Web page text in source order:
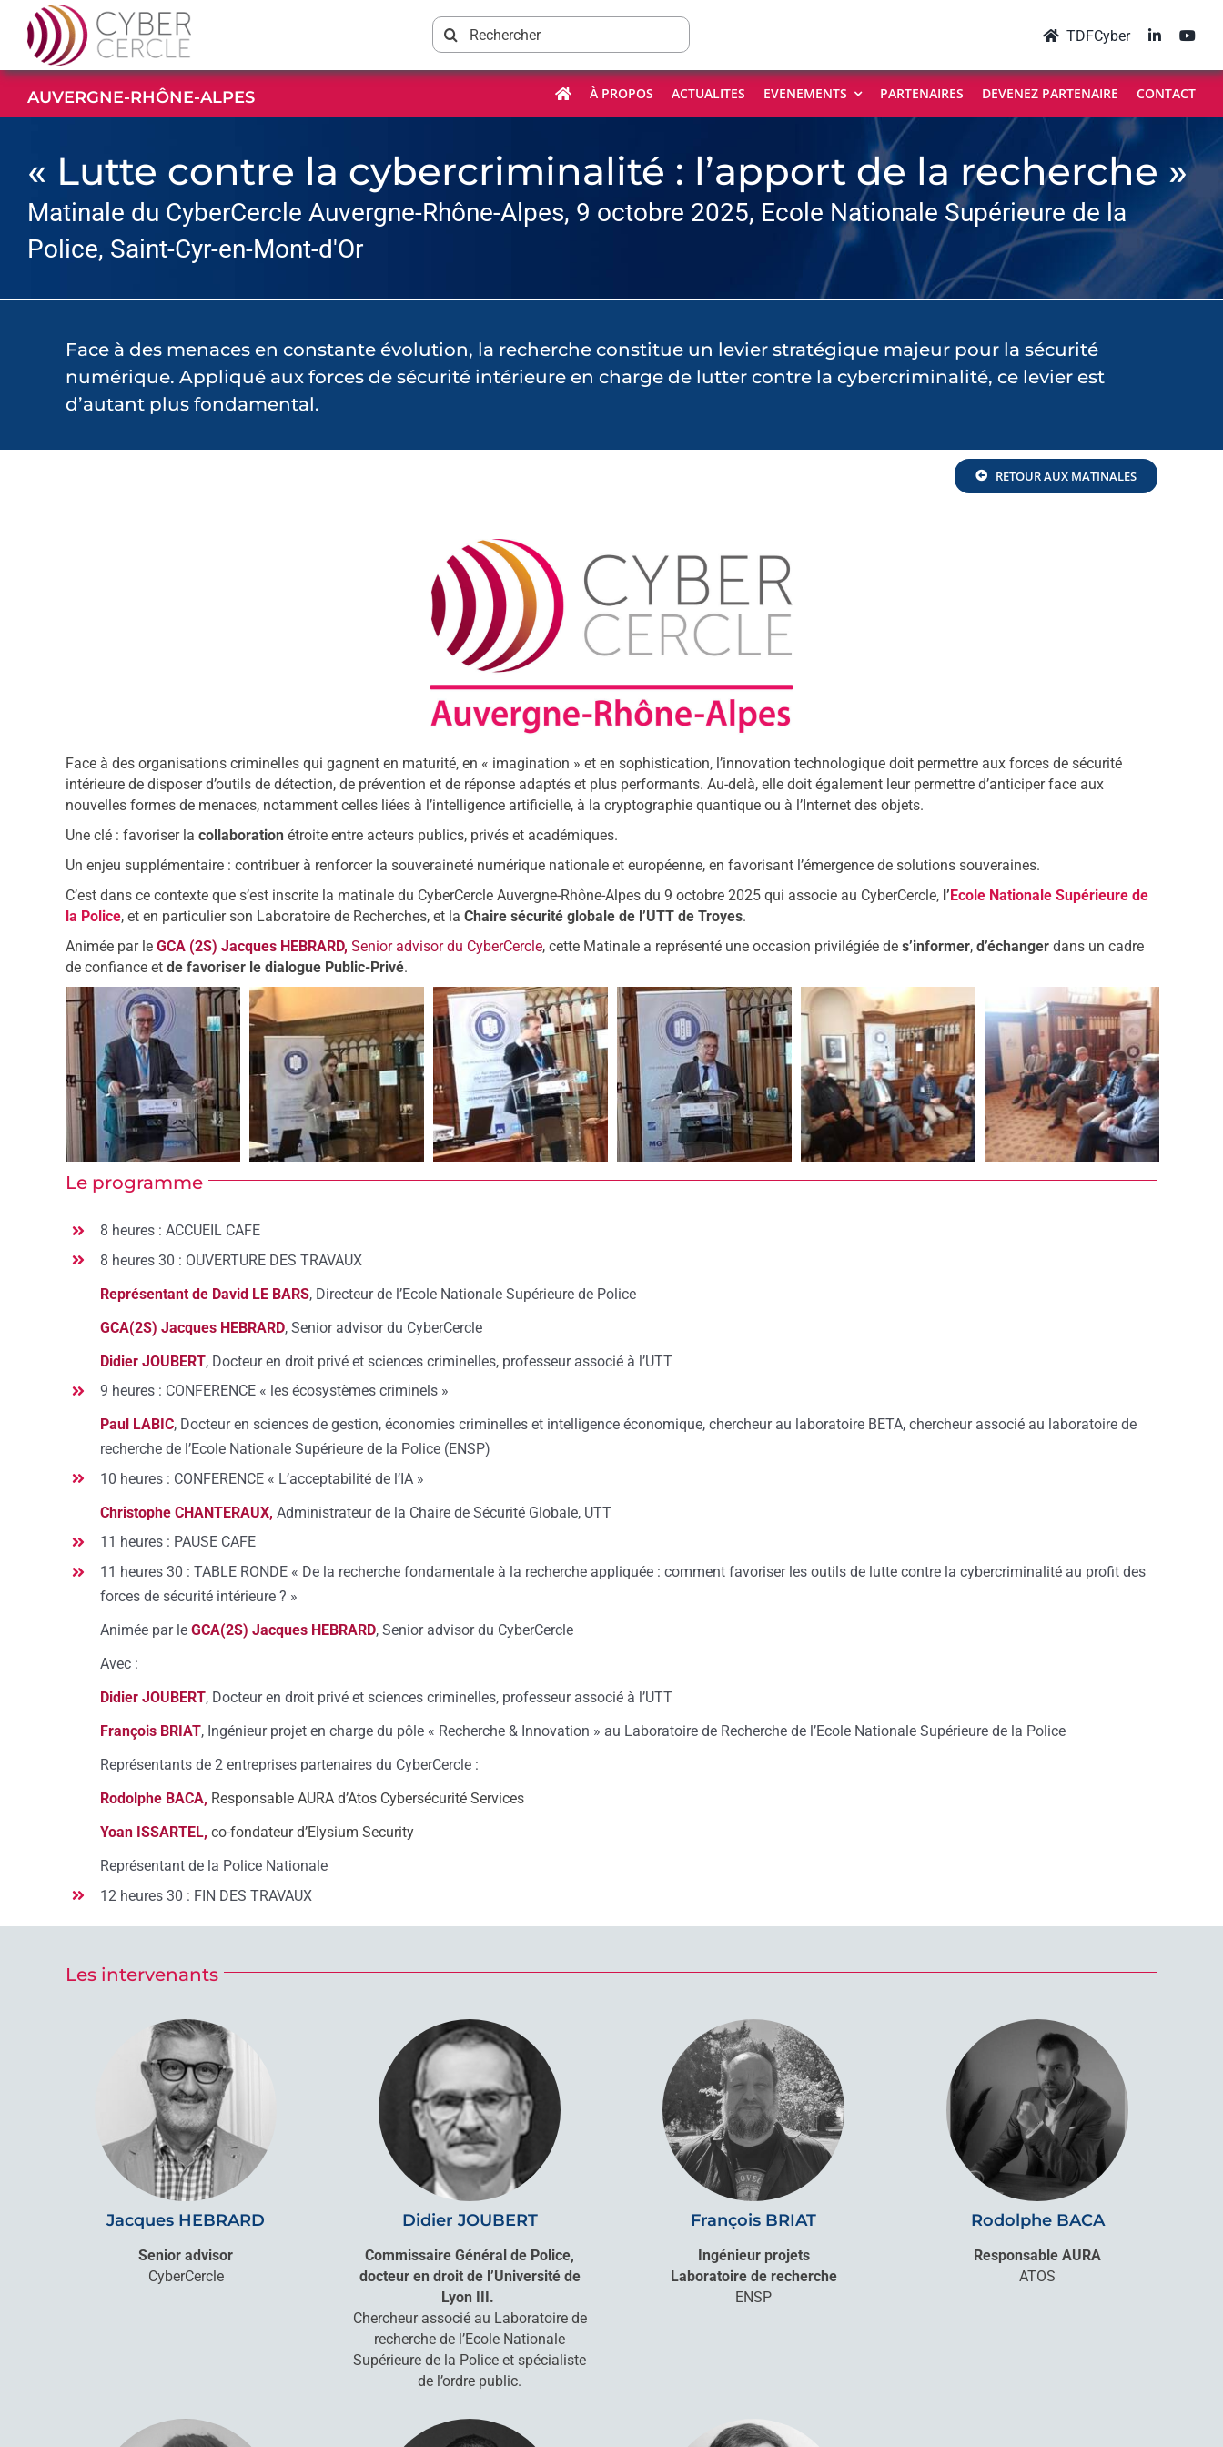
Passer
contenu
Rechercher:
TDFCyber
AUVERGNE-RHÔNE-ALPES À PROPOS ACTUALITES EVENEMENTS PARTENAIRES DEVENEZ PARTENAIRE CONTACT
« Lutte contre la cybercriminalité : l’apport de la recherche »
Matinale du CyberCercle Auvergne-Rhône-Alpes, 9 octobre 2025, Ecole Nationale Supérieure de la
Police, Saint-Cyr-en-Mont-d'Or
Face à des menaces en constante évolution, la recherche constitue un levier stratégique majeur pour la sécurité
numérique. Appliqué aux forces de sécurité intérieure en charge de lutter contre la cybercriminalité, ce levier est
d’autant plus fondamental.
RETOUR AUX MATINALES
Face à des organisations criminelles qui gagnent en maturité, en « imagination » et en sophistication, l’innovation technologique doit permettre aux forces de sécurité
intérieure de disposer d’outils de détection, de prévention et de réponse adaptés et plus performants. Au-delà, elle doit également leur permettre d’anticiper face aux
nouvelles formes de menaces, notamment celles liées à l’intelligence artificielle, à la cryptographie quantique ou à l’Internet des objets.
Une clé : favoriser la collaborationétroite entre acteurs publics, privés et académiques.
Un enjeu supplémentaire : contribuer à renforcer la souveraineté numérique nationale et européenne, en favorisant l’émergence de solutions souveraines.
C’est dans ce contexte que s’est inscrite la matinale du CyberCercle Auvergne-Rhône-Alpes du 9 octobre 2025 qui associe au CyberCercle, l’ Ecole Nationale Supérieure de
la Police, et en particulier son Laboratoire de Recherches, et la Chaire sécurité globale de l’UTT de Troyes.
Animée par leGCA (2S) Jacques HEBRARD, Senior advisor du CyberCercle, cette Matinale a représenté une occasion privilégiée de s’informer, d’échangerdans un cadre
de confiance etde favoriser le dialogue Public-Privé.
Le programme
8 heures : ACCUEIL CAFE
8 heures 30 : OUVERTURE DES TRAVAUX
Représentant de David LE BARS, Directeur de l’Ecole Nationale Supérieure de Police
GCA(2S) Jacques HEBRARD, Senior advisor du CyberCercle
Didier JOUBERT, Docteur en droit privé et sciences criminelles, professeur associé à l’UTT
9 heures : CONFERENCE « les écosystèmes criminels »
Paul LABIC, Docteur en sciences de gestion, économies criminelles et intelligence économique, chercheur au laboratoire BETA, chercheur associé au laboratoire de
recherche de l’Ecole Nationale Supérieure de la Police (ENSP)
10 heures : CONFERENCE « L’acceptabilité de l’IA »
Christophe CHANTERAUX,Administrateur de la Chaire de Sécurité Globale, UTT
11 heures : PAUSE CAFE
11 heures 30 : TABLE RONDE « De la recherche fondamentale à la recherche appliquée : comment favoriser les outils de lutte contre la cybercriminalité au profit des
forces de sécurité intérieure ? »
Animée par leGCA(2S) Jacques HEBRARD, Senior advisor du CyberCercle
Avec :
Didier JOUBERT, Docteur en droit privé et sciences criminelles, professeur associé à l’UTT
François BRIAT, Ingénieur projet en charge du pôle « Recherche & Innovation » au Laboratoire de Recherche de l’Ecole Nationale Supérieure de la Police
Représentants de 2 entreprises partenaires du CyberCercle :
Rodolphe BACA, Responsable AURA d’Atos Cybersécurité Services
Yoan ISSARTEL, co-fondateur d’Elysium Security
Représentant de la Police Nationale
12 heures 30 : FIN DES TRAVAUX
Les intervenants
Jacques HEBRARD
Senior advisor
CyberCercle
Didier JOUBERT
Commissaire Général de Police,
docteur en droit de l’Université de
Lyon III.
Chercheur associé au Laboratoire de
recherche de l’Ecole Nationale
Supérieure de la Police et spécialiste
de l’ordre public.
François BRIAT
Ingénieur projets
Laboratoire de recherche
ENSP
Rodolphe BACA
Responsable AURA
ATOS